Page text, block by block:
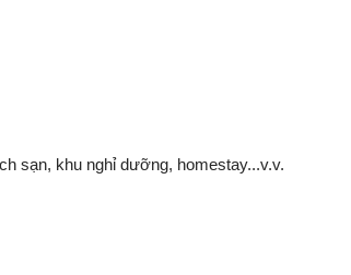
sạn, khu nghỉ dưỡng, homestay...v.v.